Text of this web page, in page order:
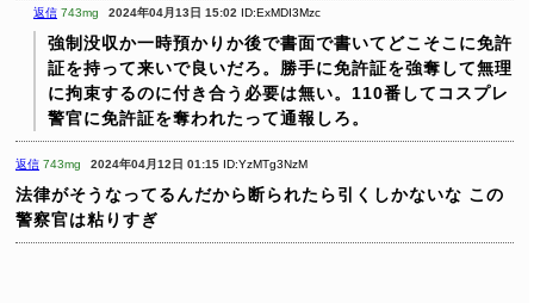
返信 743mg 2024年04月13日 15:02 ID:ExMDI3Mzc
強制没収か一時預かりか後で書面で書いてどこそこに免許
証を持って来いで良いだろ。勝手に免許証を強奪して無理
に拘束するのに付き合う必要は無い。110番してコスプレ
警官に免許証を奪われたって通報しろ。
返信 743mg 2024年04月12日 01:15 ID:YzMTg3NzM
法律がそうなってるんだから断られたら引くしかないな この
警察官は粘りすぎ